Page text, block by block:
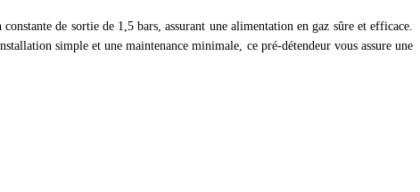
de sortie de 1,5 bars, assurant une alimentation en gaz sûre et efficace.
simple et une maintenance minimale, ce pré-détendeur vous assure une